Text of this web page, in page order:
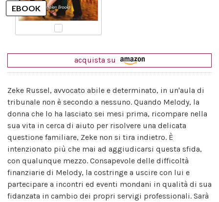
acquista su
Zeke Russel, avvocato abile e determinato, in un'aula di
tribunale non è secondo a nessuno. Quando Melody, la
donna che lo ha lasciato sei mesi prima, ricompare nella
sua vita in cerca di aiuto per risolvere una delicata
questione familiare, Zeke non si tira indietro. È
intenzionato più che mai ad aggiudicarsi questa sfida,
con qualunque mezzo. Consapevole delle difficoltà
finanziarie di Melody, la costringe a uscire con lui e
partecipare a incontri ed eventi mondani in qualità di sua
fidanzata in cambio dei propri servigi professionali. Sarà